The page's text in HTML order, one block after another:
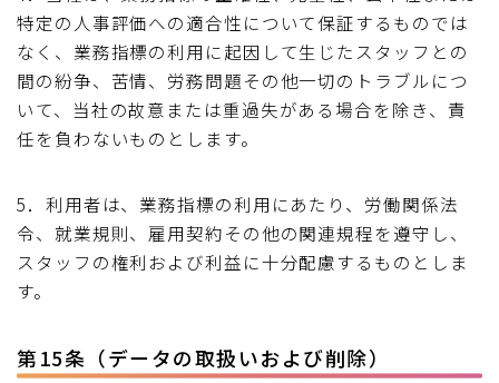
特定の人事評価への適合性について保証するものでは
なく、業務指標の利用に起因して生じたスタッフとの
間の紛争、苦情、労務問題その他一切のトラブルにつ
いて、当社の故意または重過失がある場合を除き、責
任を負わないものとします。
5．利用者は、業務指標の利用にあたり、労働関係法
令、就業規則、雇用契約その他の関連規程を遵守し、
スタッフの権利および利益に十分配慮するものとしま
す。
第15条（データの取扱いおよび削除）